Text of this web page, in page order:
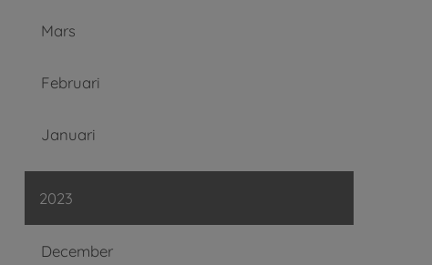
Mars
Februari
Januari
2023
December